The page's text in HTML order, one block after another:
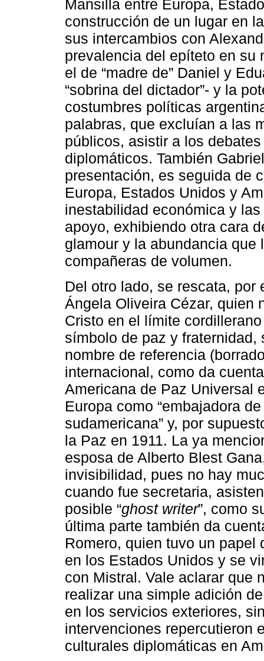
Mansilla entre Europa,
construcción de un lugar en
sus intercambios con
prevalencia del epíteto en su
el de “madre de” Daniel y
“sobrina del dictador”- y la
costumbres políticas
palabras, que excluían a las
públicos, asistir a los
diplomáticos. También
presentación, es seguida de
Europa, Estados Unidos y
inestabilidad económica y
apoyo, exhibiendo otra cara
glamour y la abundancia
compañeras de volumen.
Del otro lado, se rescata,
Ángela Oliveira Cézar, quien
Cristo en el límite
símbolo de paz y
nombre de referencia
internacional, como da
Americana de Paz Universal
Europa como “embajadora
sudamericana” y, por
la Paz en 1911. La ya
esposa de Alberto Blest
invisibilidad, pues no hay
cuando fue secretaria,
posible “ghost writer”, como
última parte también da
Romero, quien tuvo un
en los Estados Unidos y se
con Mistral. Vale aclarar que
realizar una simple adición
en los servicios exteriores,
intervenciones repercutieron
culturales diplomáticas en